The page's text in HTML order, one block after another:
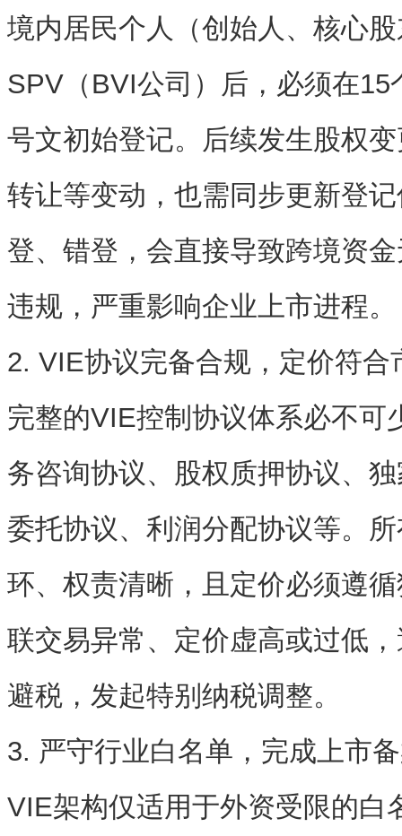
境内居民个人（创始人、核心
SPV（BVI公司）后， 必须在15
号文初始登记。后续发生股权
转让等变动，也需同步更新登
登、错登，会直接导致跨境资
违规，严重影响企业上市进程。
2. VIE协议完备合规，定价符合
完整的VIE控制协议体系必不可
务咨询协议、股权质押协议、
委托协议、利润分配协议等。
环、权责清晰，且定价必须遵
联交易异常、定价虚高或过低
避税，发起特别纳税调整。
3. 严守行业白名单，完成上市
VIE架构仅适用于外资受限的白